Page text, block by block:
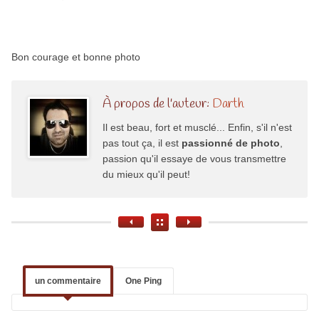
Bon courage et bonne photo
À propos de l'auteur: Darth
Il est beau, fort et musclé... Enfin, s'il n'est
pas tout ça, il est passionné de photo,
passion qu'il essaye de vous transmettre
du mieux qu'il peut!
un commentaire One Ping